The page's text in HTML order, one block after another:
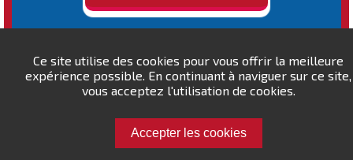
Ce site utilise des cookies pour vous offrir la meilleure
expérience possible. En continuant à naviguer sur ce site,
vous acceptez l'utilisation de cookies.
Accepter les cookies